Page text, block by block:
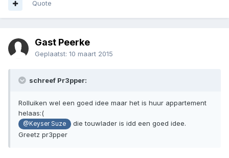
Quote
Gast Peerke
Geplaatst: 10 maart 2015
schreef Pr3pper:
Rolluiken wel een goed idee maar het is huur appartement
helaas:(
@Keyser Suze
die touwlader is idd een goed idee.
Greetz pr3pper